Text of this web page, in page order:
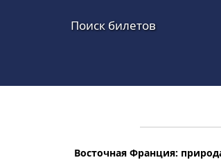
Поиск билетов
Восточная Франция: